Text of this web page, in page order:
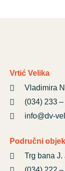
Vrtić Velika
Vladimira
(034) 233
info@dv-
Područni
Trg bana